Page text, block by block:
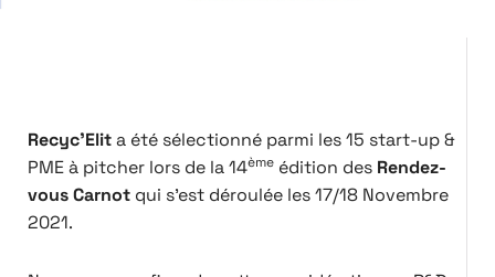
Recyc’Elita été sélectionné parmi les 15 start-up &
PME à pitcher lors de la 14èmeédition des Rendez-
vous Carnotqui s’est déroulée les 17/18 Novembre
2021.